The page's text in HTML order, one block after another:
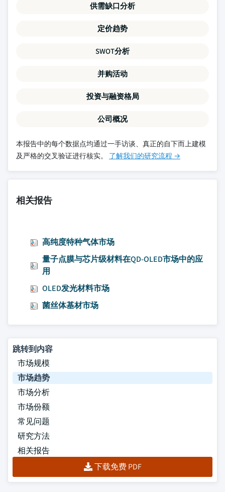
供需缺口分析
定价趋势
SWOT分析
并购活动
投资与融资格局
公司概况
本报告中的每个数据点均通过一手访谈、真正的自下而上建模
及严格的交叉验证进行核实。 了解我们的研究流程 →
相关报告
高纯度特种气体市场
量子点膜与芯片级材料在QD-OLED市场中的应
用
OLED发光材料市场
菌丝体基材市场
跳转到内容
市场规模
市场趋势
市场分析
市场份额
常见问题
研究方法
相关报告
下载免费 PDF